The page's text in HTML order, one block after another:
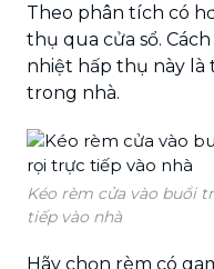
Theo phân tích có
thụ qua cửa sổ.
nhiệt hấp thụ này là
trong nhà.
Kéo rèm cửa vào buổi
tiếp vào nhà
Hãy chọn rèm có